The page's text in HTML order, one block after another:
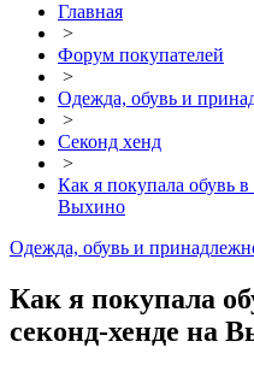
Главная
>
Форум покупателей
>
Одежда, обувь и
>
Секонд хенд
>
Как я покупала обувь
Выхино
Одежда, обувь и
Как я покупала
секонд-хенде на